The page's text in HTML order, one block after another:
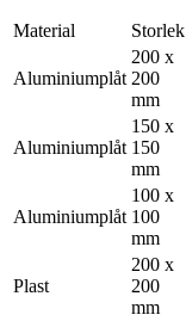
Material Storlek
Aluminiumplåt
200 x
200
mm
Aluminiumplåt
150 x
150
mm
Aluminiumplåt
100 x
100
mm
Plast
200 x
200
mm